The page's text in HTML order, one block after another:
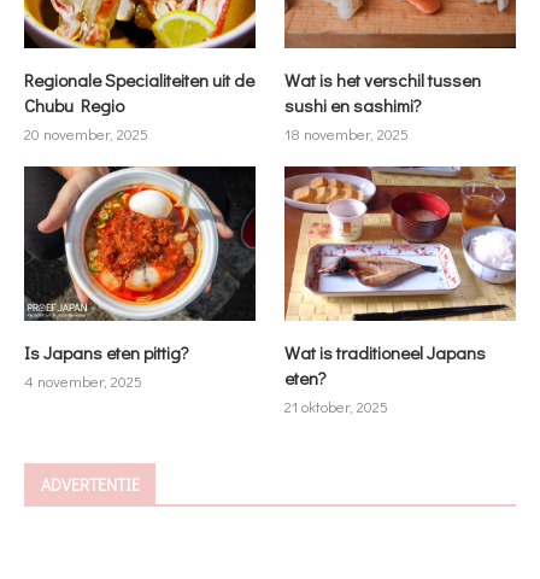
Regionale Specialiteiten uit de
Chubu Regio
20 november, 2025
Wat is het verschil tussen
sushi en sashimi?
18 november, 2025
Is Japans eten pittig?
4 november, 2025
Wat is traditioneel Japans
eten?
21 oktober, 2025
ADVERTENTIE